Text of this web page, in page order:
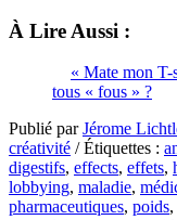
À Lire Aussi :
« Mate mon
tous « fous » ?
Publié parJérome
créativité / Étiquettes :
digestifs, effects, effets,
lobbying, maladie,
pharmaceutiques, poids,